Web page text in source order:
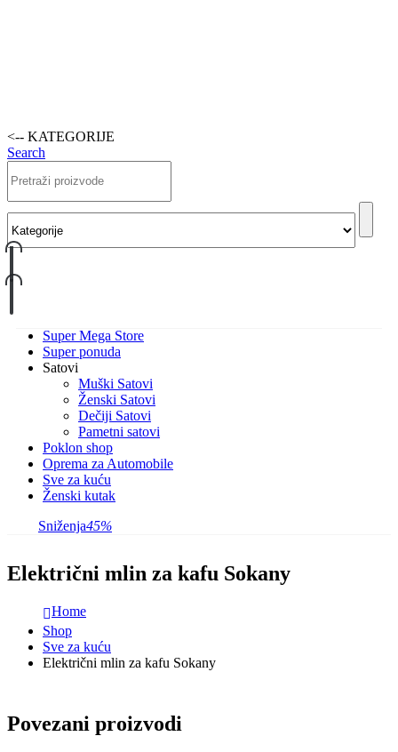
<-- KATEGORIJE
Search
Super Mega Store
Super ponuda
Satovi
Muški Satovi
Ženski Satovi
Dečiji Satovi
Pametni satovi
Poklon shop
Oprema za Automobile
Sve za kuću
Ženski kutak
Sniženja45%
Električni mlin za kafu Sokany
Home
Shop
Sve za kuću
Električni mlin za kafu Sokany
Povezani proizvodi